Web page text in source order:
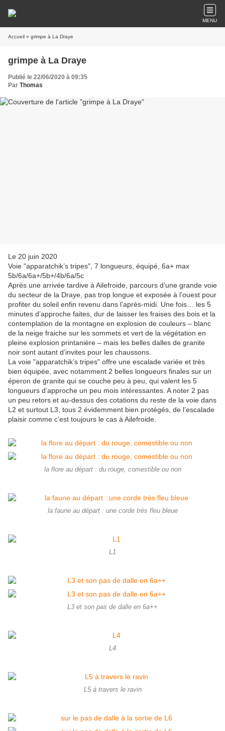
MENU
Accueil » grimpe à La Draye
grimpe à La Draye
Publié le 22/06/2020 à 09:35
Par Thomas
Le 20 juin 2020
Voie "apparatchik’s tripes", 7 longueurs, équipé, 6a+ max
5b/6a/6a+/5b+/4b/6a/5c
Après une arrivée tardive à Ailefroide, parcours d’une grande voie
du secteur de la Draye, pas trop longue et exposée à l’ouest pour
profiter du soleil enfin revenu dans l’après-midi. Une fois… les 5
minutes d’approche faites, dur de laisser les fraises des bois et la
contemplation de la montagne en explosion de couleurs – blanc
de la neige fraiche sur les sommets et vert de la végétation en
pleine explosion printanière – mais les belles dalles de granite
noir sont autant d’invites pour les chaussons.
La voie "apparatchik’s tripes" offre une escalade variée et très
bien équipée, avec notamment 2 belles longueurs finales sur un
éperon de granite qui se couche peu à peu, qui valent les 5
longueurs d’approche un peu mois intéressantes. A noter 2 pas
un peu retors et au-dessus des cotations du reste de la voie dans
L2 et surtout L3, tous 2 évidemment bien protégés, de l’escalade
plaisir comme c’est toujours le cas à Ailefroide.
la flore au départ : du rouge, comestible ou non
la faune au départ : une corde très fleu bleue
L1
L3 et son pas de dalle en 6a++
L4
L5 à travers le ravin